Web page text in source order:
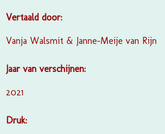
Vertaald door:
Vanja Walsmit & Janne-Meije van Rijn
Jaar van verschijnen:
2021
Druk: